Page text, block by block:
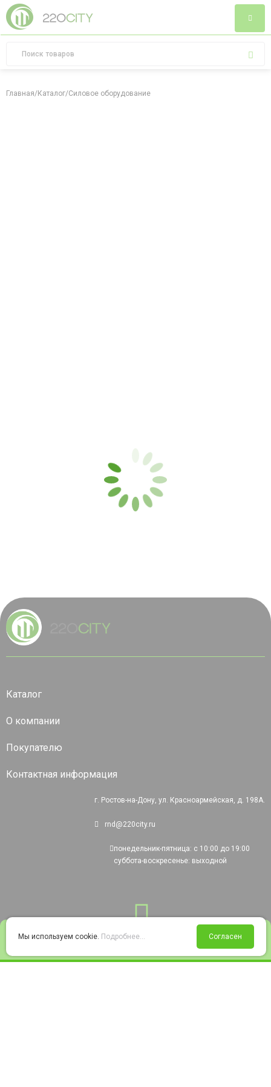
Войти Избранное Корзина
Главная/Каталог/Силовое оборудование
Каталог
О компании
Покупателю
Контактная информация
г. Ростов-на-Дону, ул. Красноармейская, д. 198А.
rnd@220city.ru
понедельник-пятница: с 10:00 до 19:00
суббота-воскресенье: выходной
Мы используем cookie. Подробнее... Согласен